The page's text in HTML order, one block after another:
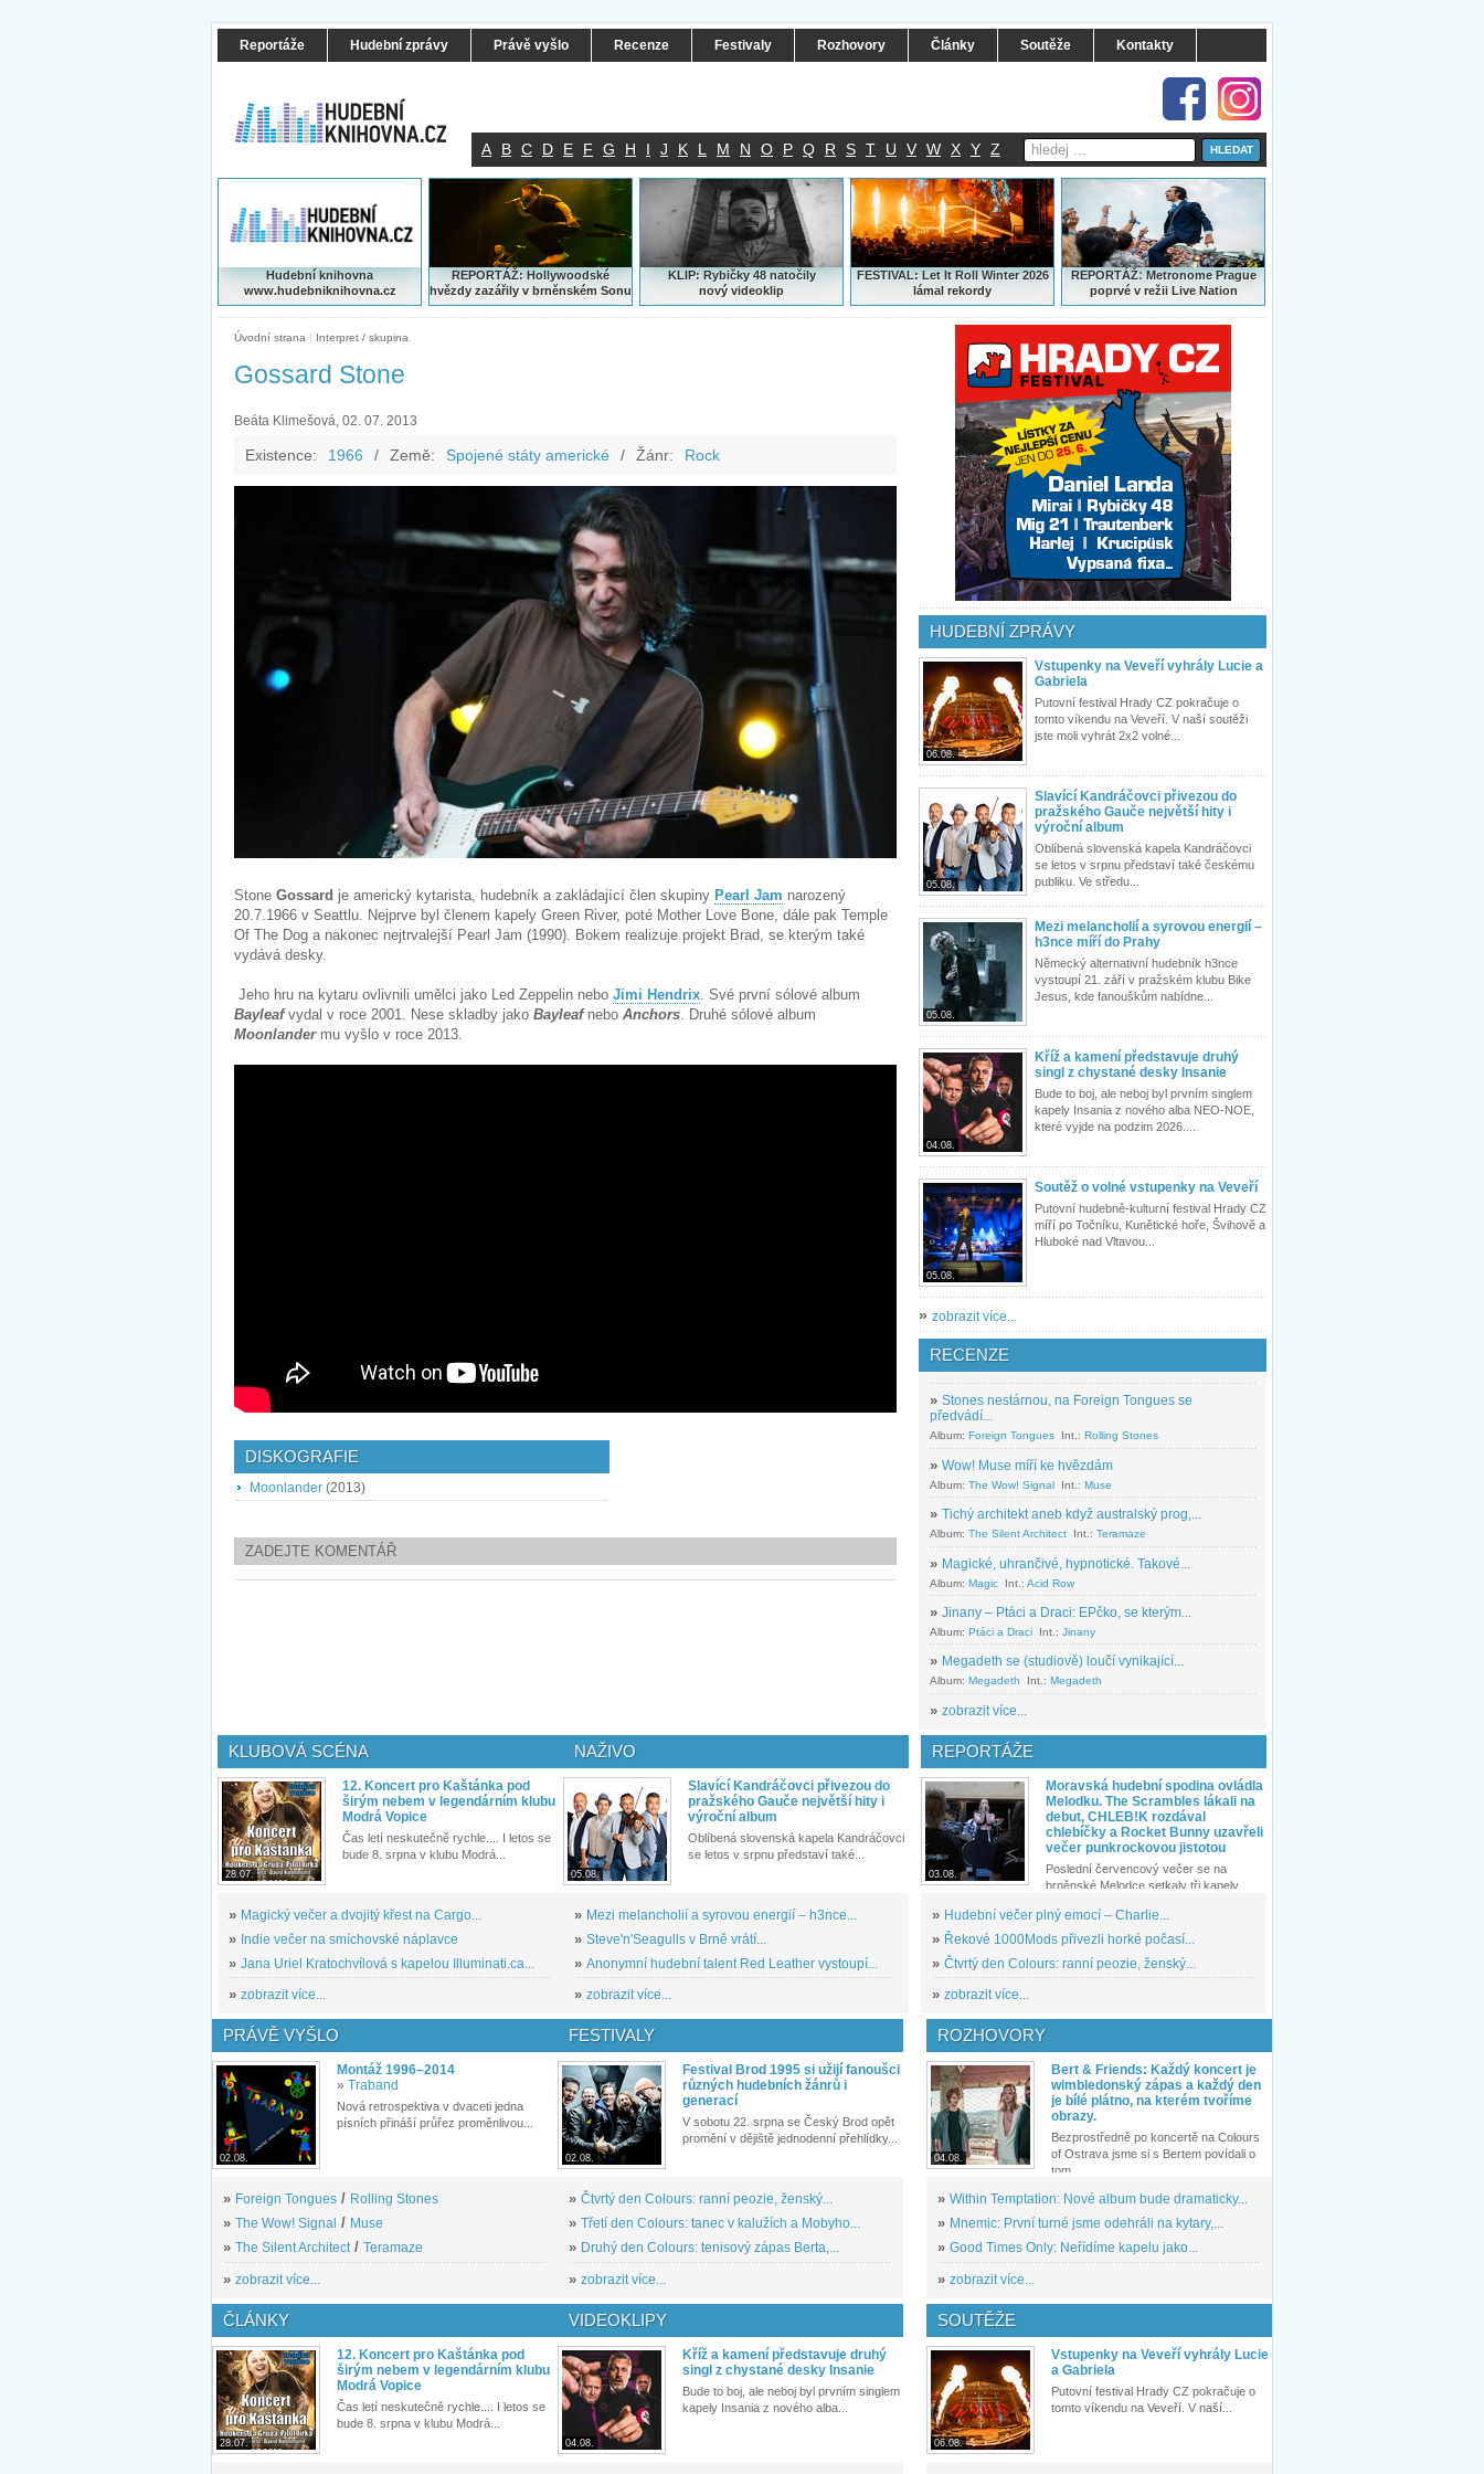
Reportáže Hudební zprávy Právě vyšlo Recenze Festivaly Rozhovory Články Soutěže Kontakty
A B C D E F G H I J K L M N O P Q R S T U V W X Y Z
Hudební knihovna
www.hudebniknihovna.cz
REPORTÁŽ: Hollywoodské
hvězdy zazářily v brněnském Sonu
KLIP: Rybičky 48 natočily
nový videoklip
FESTIVAL: Let It Roll Winter 2026
lámal rekordy
REPORTÁŽ:Metronome Prague
poprvé v režii Live Nation
Úvodní strana | Interpret / skupina
Gossard Stone
Beáta Klimešová, 02. 07. 2013
Existence: 1966 / Země: Spojené státy americké / Žánr: Rock
Stone Gossard je americký kytarista, hudebník a zakládající člen skupiny Pearl Jam narozený
20.7.1966 v Seattlu. Nejprve byl členem kapely Green River, poté Mother Love Bone, dále pak Temple
Of The Dog a nakonec nejtrvalejší Pearl Jam (1990). Bokem realizuje projekt Brad, se kterým také
vydává desky.
Jeho hru na kytaru ovlivnili umělci jako Led Zeppelin nebo Jimi Hendrix. Své první sólové album
Bayleafvydal v roce 2001. Nese skladby jako Bayleaf nebo Anchors. Druhé sólové album
Moonlandermu vyšlo v roce 2013.
DISKOGRAFIE
Moonlander (2013)
ZADEJTE KOMENTÁŘ
HUDEBNÍ ZPRÁVY
06.08.
Vstupenky na Veveří vyhrály Lucie a
Gabriela
Putovní festival Hrady CZ pokračuje o
tomto víkendu na Veveří. V naší soutěži
jste moli vyhrát 2x2 volné...
05.08.
Slavící Kandráčovci přivezou do
pražského Gauče největší hity i
výroční album
Oblíbená slovenská kapela Kandráčovci
se letos v srpnu představí také českému
publiku. Ve středu...
05.08.
Mezi melancholií a syrovou energií –
h3nce míří do Prahy
Německý alternativní hudebník h3nce
vystoupí 21. září v pražském klubu Bike
Jesus, kde fanouškům nabídne...
04.08.
Kříž a kamení představuje druhý
singl z chystané desky Insanie
Bude to boj, ale neboj byl prvním singlem
kapely Insania z nového alba NEO-NOE,
které vyjde na podzim 2026....
05.08.
Soutěž o volné vstupenky na Veveří
Putovní hudebně-kulturní festival Hrady CZ
míří po Točníku, Kunětické hoře, Švihově a
Hluboké nad Vltavou...
» zobrazit více...
RECENZE
» Stones nestárnou, na Foreign Tongues se
předvádí...
Album: Foreign Tongues Int.: Rolling Stones
» Wow! Muse míří ke hvězdám
Album: The Wow! Signal Int.: Muse
» Tichý architekt aneb když australský prog,...
Album: The Silent Architect Int.: Teramaze
» Magické, uhrančivé, hypnotické. Takové...
Album: Magic Int.: Acid Row
» Jinany – Ptáci a Draci: EPčko, se kterým...
Album: Ptáci a Draci Int.: Jinany
» Megadeth se (studiově) loučí vynikající...
Album: Megadeth Int.: Megadeth
» zobrazit více...
KLUBOVÁ SCÉNA
28.07.
12. Koncert pro Kaštánka pod
širým nebem v legendárním klubu
Modrá Vopice
Čas letí neskutečně rychle.... I letos se
bude 8. srpna v klubu Modrá...
» Magický večer a dvojitý křest na Cargo...
» Indie večer na smíchovské náplavce
» Jana Uriel Kratochvílová s kapelou Illuminati.ca...
» zobrazit více...
NAŽIVO
05.08.
Slavící Kandráčovci přivezou do
pražského Gauče největší hity i
výroční album
Oblíbená slovenská kapela Kandráčovci
se letos v srpnu představí také...
» Mezi melancholií a syrovou energií – h3nce...
» Steve'n'Seagulls v Brně vrátí...
» Anonymní hudební talent Red Leather vystoupí...
» zobrazit více...
REPORTÁŽE
03.08.
Moravská hudební spodina ovládla
Melodku. The Scrambles lákali na
debut, CHLEB!K rozdával
chlebíčky a Rocket Bunny uzavřeli
večer punkrockovou jistotou
Poslední červencový večer se na
brněnské Melodce setkaly tři kapely...
» Hudební večer plný emocí – Charlie...
» Řekové 1000Mods přivezli horké počasí...
» Čtvrtý den Colours: ranní peozie, ženský...
» zobrazit více...
PRÁVĚ VYŠLO
02.08.
Montáž 1996–2014
» Traband
Nová retrospektiva v dvaceti jedna
písních přináší průřez proměnlivou...
» Foreign Tongues / Rolling Stones
» The Wow! Signal / Muse
» The Silent Architect/ Teramaze
» zobrazit více...
FESTIVALY
02.08.
Festival Brod 1995 si užijí fanoušci
různých hudebních žánrů i
generací
V sobotu 22. srpna se Český Brod opět
promění v dějiště jednodenní přehlídky...
» Čtvrtý den Colours: ranní peozie, ženský...
» Třetí den Colours: tanec v kalužích a Mobyho...
» Druhý den Colours: tenisový zápas Berta,...
» zobrazit více...
ROZHOVORY
04.08.
Bert & Friends: Každý koncert je
wimbledonský zápas a každý den
je bílé plátno, na kterém tvoříme
obrazy.
Bezprostředně po koncertě na Colours
of Ostrava jsme si s Bertem povídali o
tom,...
» Within Temptation: Nové album bude dramaticky...
» Mnemic: První turné jsme odehráli na kytary,...
» Good Times Only: Neřídíme kapelu jako...
» zobrazit více...
ČLÁNKY
28.07.
12. Koncert pro Kaštánka pod
širým nebem v legendárním klubu
Modrá Vopice
Čas letí neskutečně rychle.... I letos se
bude 8. srpna v klubu Modrá...
VIDEOKLIPY
04.08.
Kříž a kamení představuje druhý
singl z chystané desky Insanie
Bude to boj, ale neboj byl prvním singlem
kapely Insania z nového alba...
SOUTĚŽE
06.08.
Vstupenky na Veveří vyhrály Lucie
a Gabriela
Putovní festival Hrady CZ pokračuje o
tomto víkendu na Veveří. V naší...